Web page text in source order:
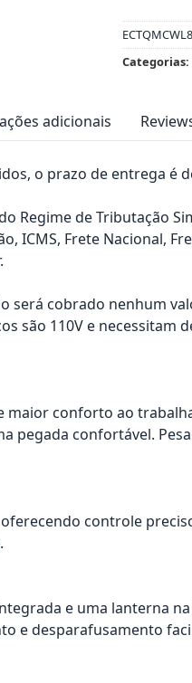
Categorias:
adicionais
o prazo de entrega é
Regime de Tributação
ICMS, Frete Nacional,
será cobrado nenhum
são 110V e
maior conforto ao
pegada confortável.
controle
e uma lanterna
e desparafusamento